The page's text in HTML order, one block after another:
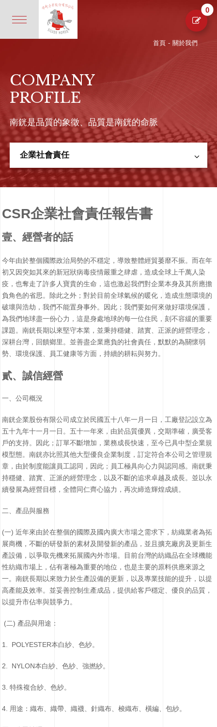
首頁 - 關於我們
COMPANY
PROFILE
南銧是品質的象徵、品質是南銧的命脈
企業社會責任
CSR企業社會責任報告書
壹、經營者的話
今年由於整個國際政治局勢的不穩定，導致整體經貿萎靡不振。而在年
初又因突如其來的新冠狀病毒疫情嚴重之肆虐，造成全球上千萬人染
疫，也奪走了許多人寶貴的生命，這也激起我們對企業本身及其所應擔
負角色的省思。除此之外；對於目前全球氣候的暖化，造成生態環境的
破壞與浩劫，我們不能置身事外。因此；我們要如何來做好環境保護，
為我們地球盡一份心力，這是身處地球的每一位住民，刻不容緩的重要
課題。南銧長期以來堅守本業，並秉持穩健、踏實、正派的經營理念，
深耕台灣，回饋鄉里。並善盡企業應負的社會責任，默默的為關懷弱
勢、環境保護、員工健康等方面，持續的耕耘與努力。
貳、誠信經營
一、公司概況
南銧企業股份有限公司成立於民國五十八年一月一日，工廠登記設立為
五十九年十一月一日。五十一年來，由於品質優異，交期準確，廣受客
戶的支持。因此；訂單不斷增加，業務成長快速，至今已具中型企業規
模型態。南銧亦比照其他大型優良企業制度，訂定符合本公司之管理規
章，由於制度能讓員工認同，因此；員工極具向心力與認同感。南銧秉
持穩健、踏實、正派的經營理念，以及不斷的追求卓越及成長。並以永
續發展為經營目標，全體同仁齊心協力，再次締造輝煌成績。
二、產品與服務
(一) 近年來由於在整個的國際及國內廣大市場之需求下，紡織業者為拓
展商機，不斷的研發新的素材及開發新的產品，並且擴充廠房及更新生
產設備，以爭取先機來拓展國內外市場。目前台灣的紡織品在全球機能
性紡織市場上，佔有著極為重要的地位，也是主要的原料供應來源之
一。南銧長期以來致力於生產設備的更新，以及專業技能的提升，以提
高產能及效率。並妥善控制生產成品，提供給客戶穩定、優良的品質，
以提升市佔率與競爭力。
(二) 產品與用途：
1. POLYESTER本白紗、色紗。
2. NYLON本白紗、色紗、強撚紗。
3. 特殊複合紗、色紗。
4. 用途：織布、織帶、織襪、針織布、梭織布、橫編、包紗。
0